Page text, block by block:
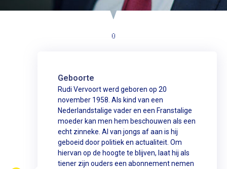
Geboorte
Rudi Vervoort werd geboren op 20
november 1958. Als kind van een
Nederlandstalige vader en een Franstalige
moeder kan men hem beschouwen als een
echt zinneke. Al van jongs af aan is hij
geboeid door politiek en actualiteit. Om
hiervan op de hoogte te blijven, laat hij als
tiener zijn ouders een abonnement nemen